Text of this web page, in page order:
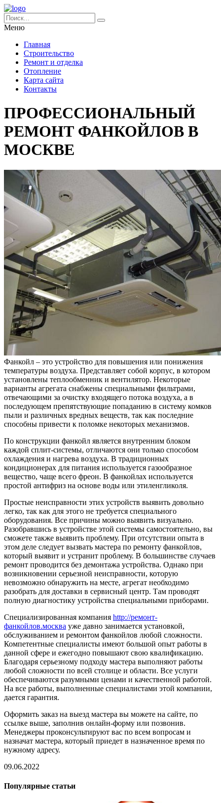
Меню
Главная
Строительство
Ремонт и отделка
Отопление
Карта сайта
Контакты
ПРОФЕССИОНАЛЬНЫЙ
РЕМОНТ ФАНКОЙЛОВ В
МОСКВЕ
Фанкойл – это устройство для повышения или понижения
температуры воздуха. Представляет собой корпус, в котором
установлены теплообменник и вентилятор. Некоторые
варианты агрегата снабжены специальными фильтрами,
отвечающими за очистку входящего потока воздуха, а в
последующем препятствующие попаданию в систему комков
пыли и различных вредных веществ, так как последние
способны привести к поломке некоторых механизмов.
По конструкции фанкойл является внутренним блоком
каждой сплит-системы, отличаются они только способом
охлаждения и нагрева воздуха. В традиционных
кондиционерах для питания используется газообразное
вещество, чаще всего фреон. В фанкойлах используется
простой антифриз на основе воды или этиленгликоля.
Простые неисправности этих устройств выявить довольно
легко, так как для этого не требуется специального
оборудования. Все причины можно выявить визуально.
Разобравшись в устройстве этой системы самостоятельно, вы
сможете также выявить проблему. При отсутствии опыта в
этом деле следует вызвать мастера по ремонту фанкойлов,
который выявит и устранит проблему. В большинстве случаев
ремонт проводится без демонтажа устройства. Однако при
возникновении серьезной неисправности, которую
невозможно обнаружить на месте, агрегат необходимо
разобрать для доставки в сервисный центр. Там проводят
полную диагностику устройства специальными приборами.
Специализированная компания http://ремонт-
фанкойлов.москва уже давно занимается установкой,
обслуживанием и ремонтом фанкойлов любой сложности.
Компетентные специалисты имеют большой опыт работы в
данной сфере и ежегодно повышают свою квалификацию.
Благодаря серьезному подходу мастера выполняют работы
любой сложности по всей столице и области. Все услуги
обеспечиваются разумными ценами и качественной работой.
На все работы, выполненные специалистами этой компании,
дается гарантия.
Оформить заказ на выезд мастера вы можете на сайте, по
ссылке выше, заполнив онлайн-форму или позвонив.
Менеджеры проконсультируют вас по всем вопросам и
назначат мастера, который приедет в назначенное время по
нужному адресу.
09.06.2022
Популярные статьи